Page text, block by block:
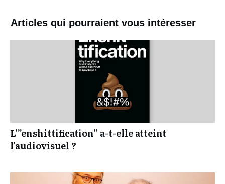
Articles qui pourraient vous intéresser
L’”enshittification” a-t-elle atteint
l’audiovisuel ?